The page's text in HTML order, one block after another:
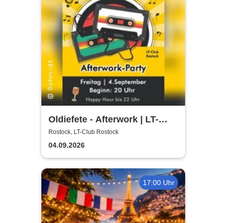
Oldiefete - Afterwork | LT-
Club Rostock
Rostock, LT-Club Rostock
04.09.2026
17:00 Uhr